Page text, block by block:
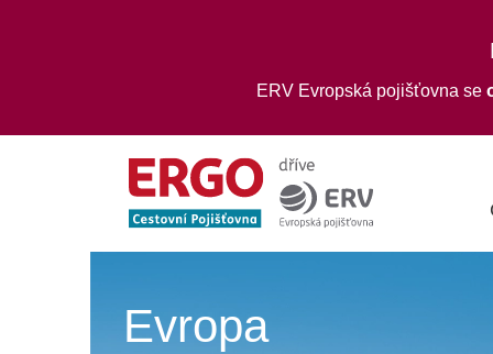
ERV Evropská pojišťovna se
Evropa